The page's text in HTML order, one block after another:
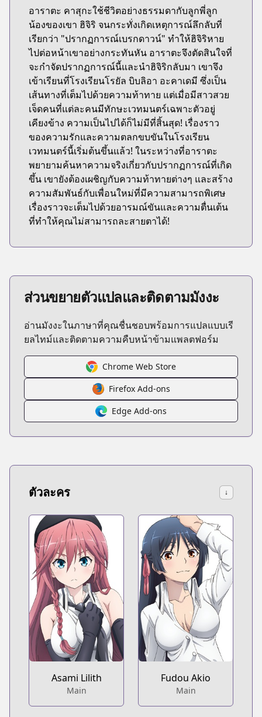
อาราตะ คาสุกะใช้ชีวิตอย่างธรรมดากับลูกพี่ลูก
น้องของเขา ฮิจิริ จนกระทั่งเกิดเหตุการณ์ลึกลับที่
เรียกว่า "ปรากฏการณ์เบรกดาวน์" ทำให้ฮิจิริหาย
ไปต่อหน้าเขาอย่างกระทันหัน อาราตะจึงตัดสินใจที่
จะกำจัดปรากฏการณ์นี้และนำฮิจิริกลับมา เขาจึง
เข้าเรียนที่โรงเรียนโรยัล บิบลิอา อะคาเดมี ซึ่งเป็น
เส้นทางที่เต็มไปด้วยความท้าทาย แต่เมื่อมีสาวสวย
เจ็ดคนที่แต่ละคนมีทักษะเวทมนตร์เฉพาะตัวอยู่
เคียงข้าง ความเป็นไปได้ก็ไม่มีที่สิ้นสุด! เรื่องราว
ของความรักและความตลกขบขันในโรงเรียน
เวทมนตร์นี้เริ่มต้นขึ้นแล้ว! ในระหว่างที่อาราตะ
พยายามค้นหาความจริงเกี่ยวกับปรากฏการณ์ที่เกิด
ขึ้น เขายังต้องเผชิญกับความท้าทายต่างๆ และสร้าง
ความสัมพันธ์กับเพื่อนใหม่ที่มีความสามารถพิเศษ
เรื่องราวจะเต็มไปด้วยอารมณ์ขันและความตื่นเต้น
ที่ทำให้คุณไม่สามารถละสายตาได้!
ส่วนขยายตัวแปลและติดตามมังงะ
อ่านมังงะในภาษาที่คุณชื่นชอบพร้อมการแปลแบบเรี
ยลไทม์และติดตามความคืบหน้าข้ามแพลตฟอร์ม
Chrome Web Store
Firefox Add-ons
Edge Add-ons
ตัวละคร ↓
Asami Lilith
Main
Fudou Akio
Main